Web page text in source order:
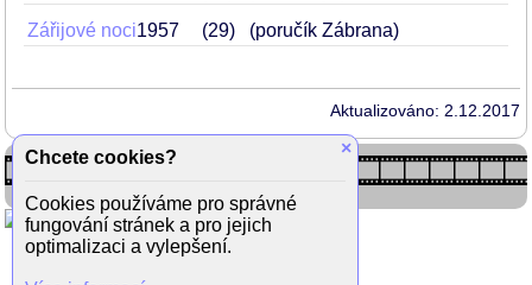
Zářijové noci1957 29 (poručík Zábrana)
Aktualizováno: 2.12.2017
×
Chcete cookies?
Cookies používáme pro správné
fungování stránek a pro jejich
optimalizaci a vylepšení.